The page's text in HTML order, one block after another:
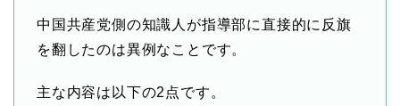
中国共産党側の知識人が指導部に直接的に反旗
を翻したのは異例なことです。
主な内容は以下の2点です。